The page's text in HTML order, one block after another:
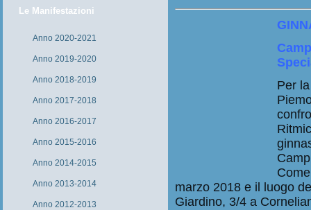
Le Manifestazioni
Anno 2020-2021
Anno 2019-2020
Anno 2018-2019
Anno 2017-2018
Anno 2016-2017
Anno 2015-2016
Anno 2014-2015
Anno 2013-2014
Anno 2012-2013
Per
marzo 2018 e il luogo
Giardino, 3/4 a